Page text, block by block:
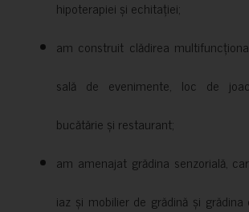
hipoterapiei și echitației;
am construit clădirea
sală de evenimente, loc de
bucătărie și restaurant;
am amenajat grădina senzorială,
iaz și mobilier de grădină și